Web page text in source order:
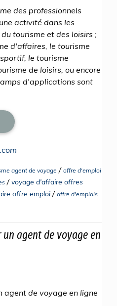
des professionnels
activité dans les
tourisme et des loisirs ;
d'affaires, le tourisme
le tourisme
de loisirs, ou encore
d'applications sont
agent de voyage / offre d'emploi
/voyage d'affaire offres
offre emploi / offre d'emplois
agent de voyage en
agent de voyage en ligne